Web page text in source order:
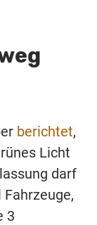
berichtet,
Licht
darf
3